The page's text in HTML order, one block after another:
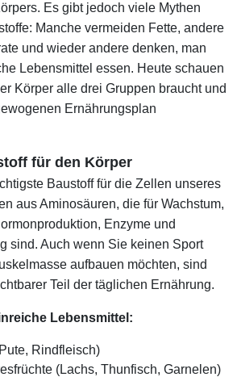
Es gibt jedoch viele Mythen
Manche vermeiden Fette, andere
und wieder andere denken, man
Lebensmittel essen. Heute schauen
Körper alle drei Gruppen braucht und
Ernährungsplan
für den Körper
Baustoff für die Zellen unseres
aus Aminosäuren, die für Wachstum,
Enzyme und
sind. Auch wenn Sie keinen Sport
aufbauen möchten, sind
Teil der täglichen Ernährung.
Lebensmittel:
Rindfleisch)
(Lachs, Thunfisch, Garnelen)